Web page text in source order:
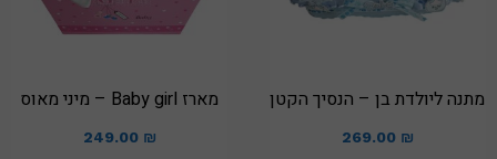
מתנה ליולדת בן – הנסיך הקטן
269.00 ₪
מארז Baby girl – מיני מאוס
249.00 ₪